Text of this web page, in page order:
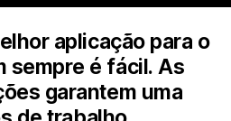
aplicação para o
sempre é fácil. As
garantem uma